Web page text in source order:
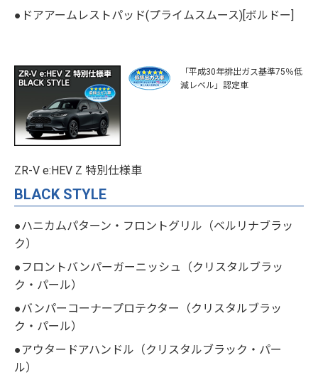
●ドアアームレストパッド(プライムスムース)[ボルドー]
「平成30年排出ガス基準75％低
減レベル」認定車
ZR-V e:HEV Z 特別仕様車
BLACK STYLE
●ハニカムパターン・フロントグリル（ベルリナブラッ
ク）
●フロントバンパーガーニッシュ（クリスタルブラッ
ク・パール）
●バンパーコーナープロテクター（クリスタルブラッ
ク・パール）
●アウタードアハンドル（クリスタルブラック・パー
ル）